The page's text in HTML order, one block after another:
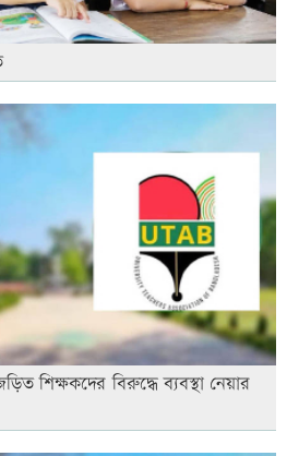
শিক্ষকদের বিরুদ্ধে ব্যবস্থা নেয়ার